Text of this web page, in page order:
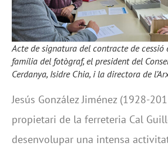
Acte de signatura del contracte de
família del fotògraf, el president del
Cerdanya, Isidre Chia, i la directora de
Jesús González Jiménez (1928-
propietari de la ferreteria Cal
desenvolupar una intensa